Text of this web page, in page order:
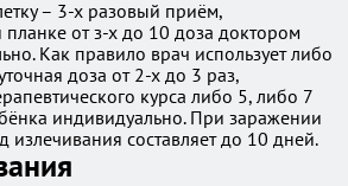
– 3-х разовый приём,
от з-х до 10 доза доктором
Как правило врач использует либо
доза от 2-х до 3 раз,
курса либо 5, либо 7
индивидуально. При заражении
излечивания составляет до 10 дней.